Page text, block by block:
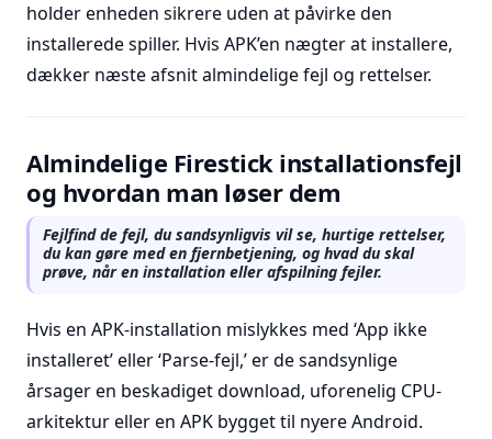
holder enheden sikrere uden at påvirke den
installerede spiller. Hvis APK’en nægter at installere,
dækker næste afsnit almindelige fejl og rettelser.
Almindelige Firestick installationsfejl
og hvordan man løser dem
Fejlfind de fejl, du sandsynligvis vil se, hurtige rettelser,
du kan gøre med en fjernbetjening, og hvad du skal
prøve, når en installation eller afspilning fejler.
Hvis en APK-installation mislykkes med ‘App ikke
installeret’ eller ‘Parse-fejl,’ er de sandsynlige
årsager en beskadiget download, uforenelig CPU-
arkitektur eller en APK bygget til nyere Android.